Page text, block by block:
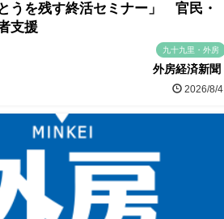
うを残す終活セミナー」 官民・
支援
九十九里・外房
外房経済新聞
2026/8/4